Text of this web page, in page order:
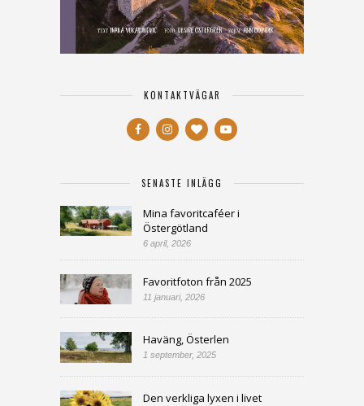
KONTAKTVÄGAR
SENASTE INLÄGG
Mina favoritcaféer i
Östergötland
6 april, 2026
Favoritfoton från 2025
11 januari, 2026
Haväng, Österlen
1 september, 2025
Den verkliga lyxen i livet